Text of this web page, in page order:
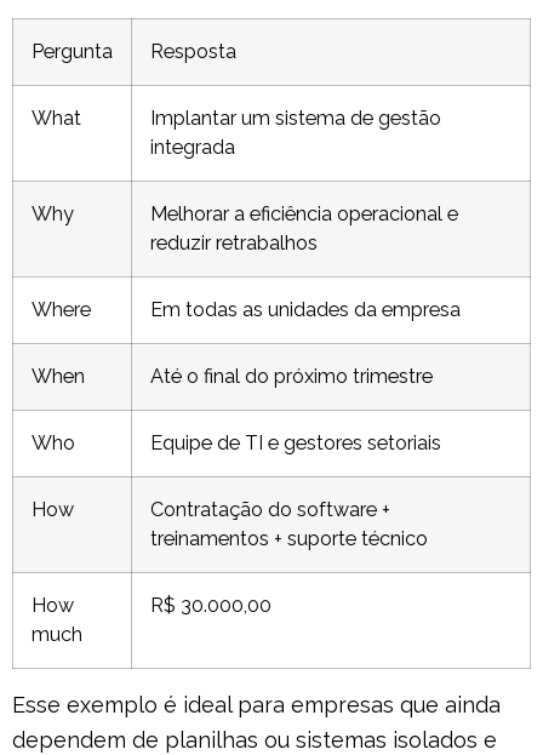
Pergunta Resposta
What
Implantar um sistema de gestão
integrada
Why
Melhorar a eficiência operacional e
reduzir retrabalhos
Where Em todas as unidades da empresa
When Até o final do próximo trimestre
Who Equipe de TI e gestores setoriais
How
Contratação do software +
treinamentos + suporte técnico
How
much
R$ 30.000,00
Esse exemplo é ideal para empresas que ainda
dependem de planilhas ou sistemas isolados e